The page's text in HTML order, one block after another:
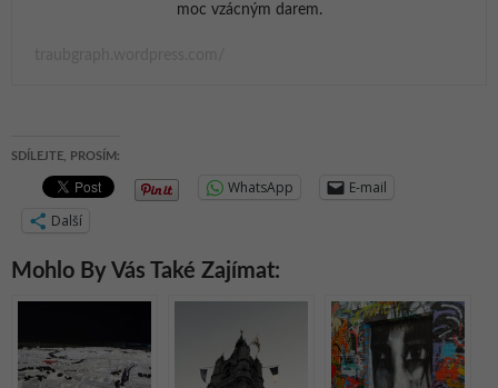
moc vzácným darem.
SDÍLEJTE, PROSÍM:
WhatsApp
E-mail
Další
Mohlo By Vás Také Zajímat: